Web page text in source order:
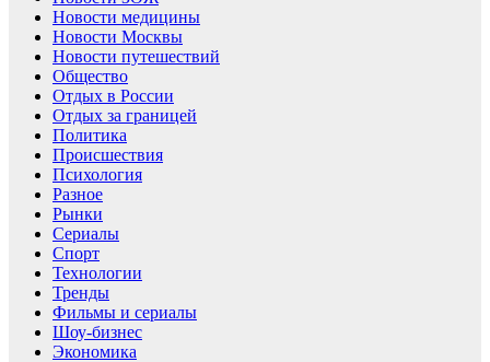
Новости медицины
Новости Москвы
Новости путешествий
Общество
Отдых в России
Отдых за границей
Политика
Происшествия
Психология
Разное
Рынки
Сериалы
Спорт
Технологии
Тренды
Фильмы и сериалы
Шоу-бизнес
Экономика